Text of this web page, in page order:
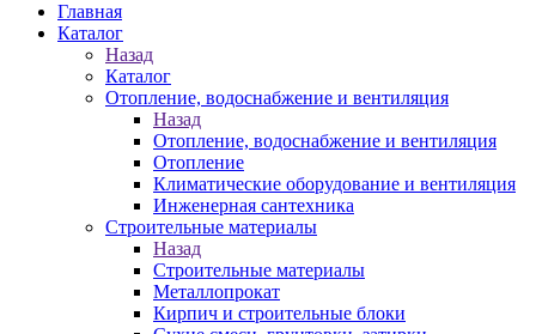
Главная
Каталог
Назад
Каталог
Отопление, водоснабжение и вентиляция
Назад
Отопление, водоснабжение и вентиляция
Отопление
Климатические оборудование и вентиляция
Инженерная сантехника
Строительные материалы
Назад
Строительные материалы
Металлопрокат
Кирпич и строительные блоки